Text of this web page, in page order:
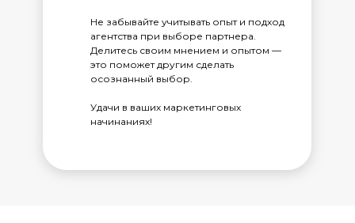
Не забывайте учитывать опыт и подход
агентства при выборе партнера.
Делитесь своим мнением и опытом —
это поможет другим сделать
осознанный выбор.
Удачи в ваших маркетинговых
начинаниях!